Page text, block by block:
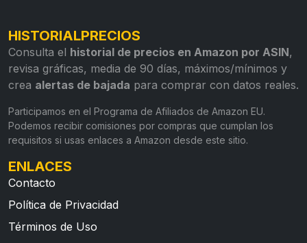
HISTORIALPRECIOS
Consulta el historial de precios en Amazon por ASIN,
revisa gráficas, media de 90 días, máximos/mínimos y
crea alertas de bajada para comprar con datos reales.
Participamos en el Programa de Afiliados de Amazon EU.
Podemos recibir comisiones por compras que cumplan los
requisitos si usas enlaces a Amazon desde este sitio.
ENLACES
Contacto
Política de Privacidad
Términos de Uso